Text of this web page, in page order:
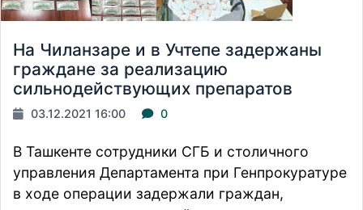
На Чиланзаре и в Учтепе задержаны
граждане за реализацию
сильнодействующих препаратов
03.12.2021 16:00 0
В Ташкенте сотрудники СГБ и столичного
управления Департамента при Генпрокуратуре
в ходе операции задержали граждан,